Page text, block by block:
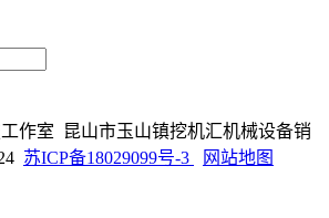
作室 昆山市玉山镇挖机汇机械设备销
苏ICP备18029099号-3 网站地图